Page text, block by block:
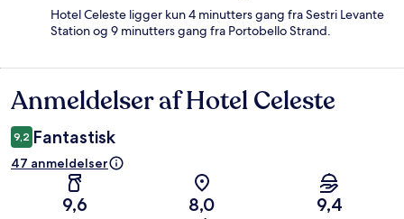
Hotel Celeste ligger kun 4 minutters gang fra Sestri Levante
Station og 9 minutters gang fra Portobello Strand.
Anmeldelser
Anmeldelser af Hotel Celeste
9,2 Fantastisk
47 anmeldelser
9,6 8,0 9,4